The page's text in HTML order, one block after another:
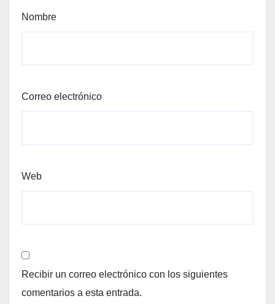
Nombre
Correo electrónico
Web
Recibir un correo electrónico con los siguientes
comentarios a esta entrada.